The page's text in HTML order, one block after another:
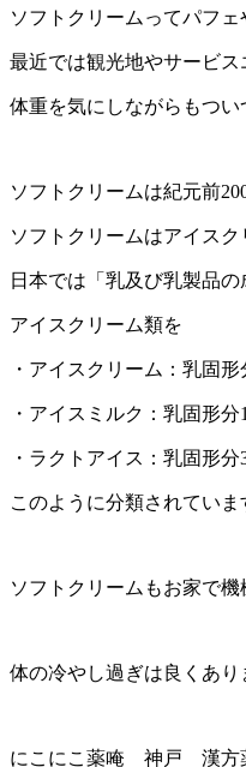
ソフトクリームってパフ
最近では観光地やサービ
体重を気にしながらもつい
ソフトクリームは紀元前
ソフトクリームはアイスク
日本では「乳及び乳製品
アイスクリーム類を
・アイスクリーム：乳固
・アイスミルク：乳固形
・ラクトアイス：乳固形分
このように分類されていま
ソフトクリームもお家で
体の冷やし過ぎは良くあり
にこにこ薬唵 神戸 漢